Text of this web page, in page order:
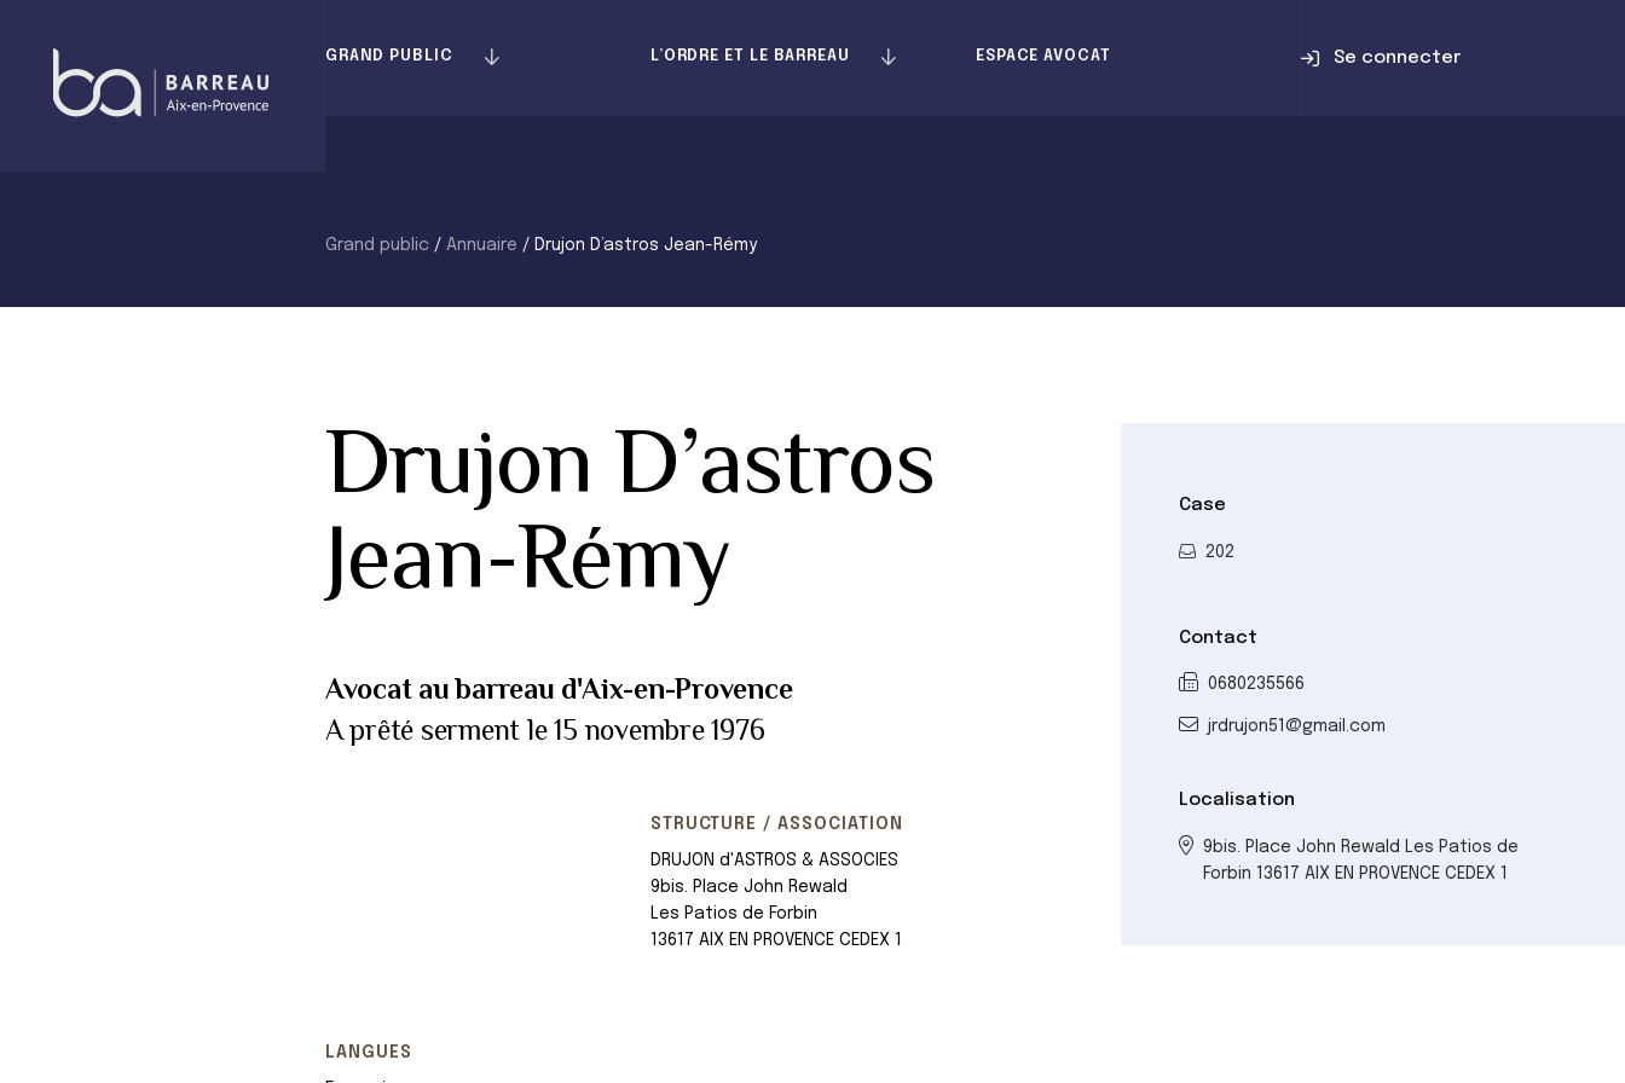
content
GRAND PUBLIC L’ORDRE ET LE BARREAU ESPACE AVOCAT Se connecter
Grand public/ Annuaire / Drujon D’astros Jean-Rémy
Drujon D’astros
Jean-Rémy
Avocat au barreau d'Aix-en-Provence
A prêté serment le 15 novembre 1976
STRUCTURE / ASSOCIATION
DRUJON d'ASTROS & ASSOCIES
9bis. Place John Rewald
Les Patios de Forbin
13617 AIX EN PROVENCE CEDEX 1
LANGUES
Case
202
Contact
0680235566
jrdrujon51@gmail.com
Localisation
9bis. Place John Rewald Les Patios de
Forbin 13617 AIX EN PROVENCE CEDEX 1